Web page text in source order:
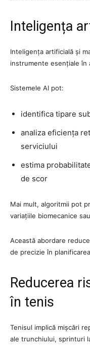
Inteligența
Inteligența artificială și
instrumente esențiale în
Sistemele AI pot:
identifica tipare
analiza eficiența
serviciului
estima
de scor
Mai mult, algoritmii pot
variațiile biomecanice
Această abordare
de precizie în
Reducerea
în tenis
Tenisul implică mișcări
ale trunchiului, sprinturi